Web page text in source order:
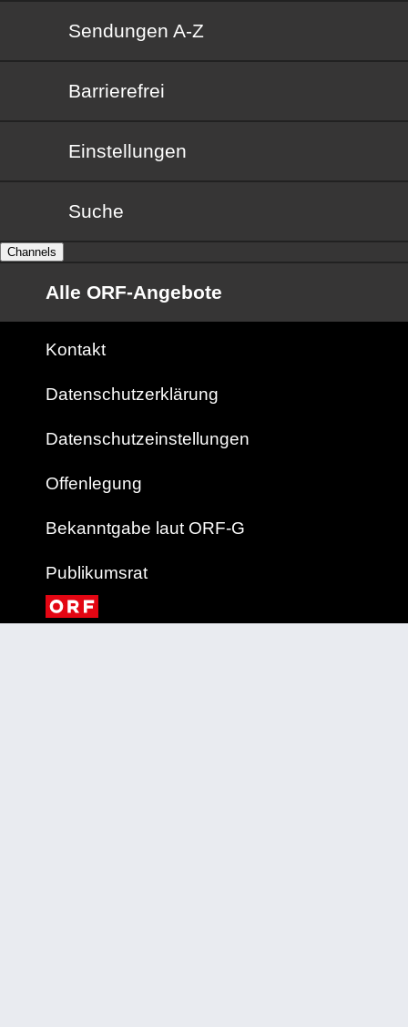
Sendungen von A bis Z
Sendungen A-Z
Barrierefrei
Barrierefrei
Einstellungen
Suche
Channels
Alle ORF-Angebote
Kontakt
Datenschutzerklärung
Datenschutzeinstellungen
Offenlegung
Bekanntgabe laut ORF-G
Publikumsrat